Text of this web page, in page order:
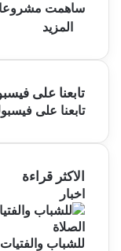
ساهمت
المزيد
تابعنا على
تابعنا على
الاكثر قراءة
اخبار
للشباب